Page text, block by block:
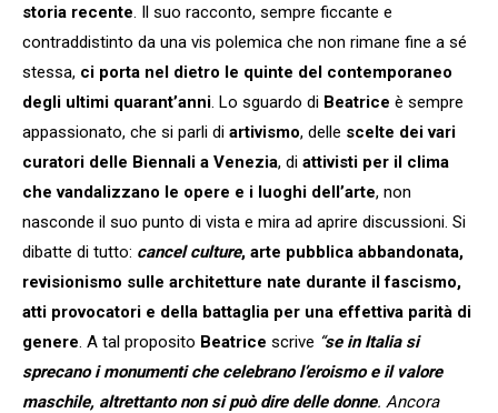
storia recente . Il suo racconto, sempre ficcante e
contraddistinto da una vis polemica che non rimane fine a sé
stessa, ci porta nel dietro le quinte del contemporaneo
degli ultimi quarant’anni . Lo sguardo di Beatrice è sempre
appassionato, che si parli di artivismo, delle scelte dei vari
curatori delle Biennali a Venezia, di attivisti per il clima
che vandalizzano le opere e i luoghi dell’arte, non
nasconde il suo punto di vista e mira ad aprire discussioni. Si
dibatte di tutto: cancel culture, arte pubblica abbandonata,
revisionismo sulle architetture nate durante il fascismo,
atti provocatori e della battaglia per una effettiva parità di
genere . A tal proposito Beatrice scrive “se in Italia si
sprecano i monumenti che celebrano l’eroismo e il valore
maschile, altrettanto non si può dire delle donne. Ancora